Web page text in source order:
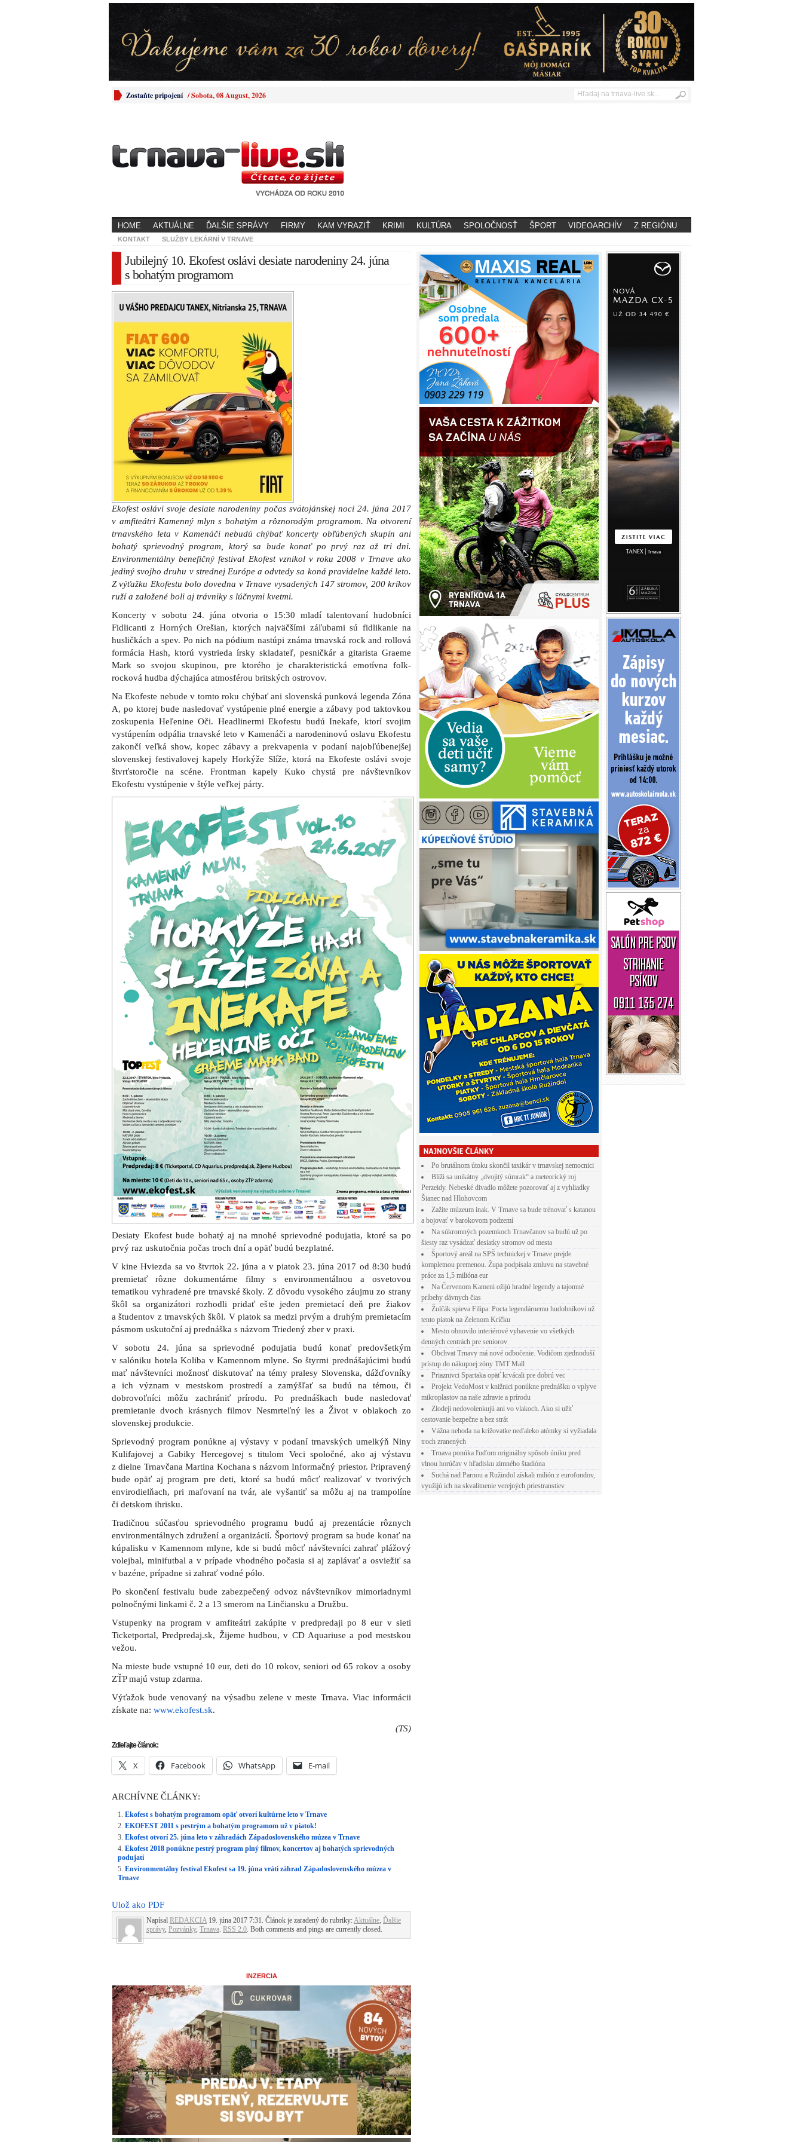
Zostaňte pripojení /Sobota, 08 August, 2026
HOME AKTUÁLNE ĎALŠIE SPRÁVY FIRMY KAM VYRAZIŤ KRIMI KULTÚRA SPOLOČNOSŤ ŠPORT VIDEOARCHÍV Z REGIÓNU
KONTAKT SLUŽBY LEKÁRNÍ V TRNAVE
Jubilejný 10. Ekofest oslávi desiate narodeniny 24. júna
s bohatým programom
Ekofest oslávi svoje desiate narodeniny počas svätojánskej noci 24. júna 2017
v amfiteátri Kamenný mlyn s bohatým a rôznorodým programom. Na otvorení
trnavského leta v Kamenáči nebudú chýbať koncerty obľúbených skupín ani
bohatý sprievodný program, ktorý sa bude konať po prvý raz až tri dni.
Environmentálny benefičný festival Ekofest vznikol v roku 2008 v Trnave ako
jediný svojho druhu v strednej Európe a odvtedy sa koná pravidelne každé leto.
Z výťažku Ekofestu bolo dovedna v Trnave vysadených 147 stromov, 200 kríkov
ruží a založené boli aj trávniky s lúčnymi kvetmi.
Koncerty v sobotu 24. júna otvoria o 15:30 mladí talentovaní hudobníci
Fidlicanti z Horných Orešian, ktorých najväčšími záľubami sú fidlikanie na
husličkách a spev. Po nich na pódium nastúpi známa trnavská rock and rollová
formácia Hash, ktorú vystrieda írsky skladateľ, pesničkár a gitarista Graeme
Mark so svojou skupinou, pre ktorého je charakteristická emotívna folk-
rocková hudba dýchajúca atmosférou britských ostrovov.
Na Ekofeste nebude v tomto roku chýbať ani slovenská punková legenda Zóna
A, po ktorej bude nasledovať vystúpenie plné energie a zábavy pod taktovkou
zoskupenia Heľenine Oči. Headlinermi Ekofestu budú Inekafe, ktorí svojim
vystúpením odpália trnavské leto v Kamenáči a narodeninovú oslavu Ekofestu
zakončí veľká show, kopec zábavy a prekvapenia v podaní najobľúbenejšej
slovenskej festivalovej kapely Horkýže Slíže, ktorá na Ekofeste oslávi svoje
štvrťstoročie na scéne. Frontman kapely Kuko chystá pre návštevníkov
Ekofestu vystúpenie v štýle veľkej párty.
Desiaty Ekofest bude bohatý aj na mnohé sprievodné podujatia, ktoré sa po
prvý raz uskutočnia počas troch dní a opäť budú bezplatné.
V kine Hviezda sa vo štvrtok 22. júna a v piatok 23. júna 2017 od 8:30 budú
premietať rôzne dokumentárne filmy s environmentálnou a osvetovou
tematikou vyhradené pre trnavské školy. Z dôvodu vysokého záujmu zo strany
škôl sa organizátori rozhodli pridať ešte jeden premietací deň pre žiakov
a študentov z trnavských škôl. V piatok sa medzi prvým a druhým premietacím
pásmom uskutoční aj prednáška s názvom Triedený zber v praxi.
V sobotu 24. júna sa sprievodné podujatia budú konať predovšetkým
v salóniku hotela Koliba v Kamennom mlyne. So štyrmi prednášajúcimi budú
mať návštevníci možnosť diskutovať na témy pralesy Slovenska, dážďovníky
a ich význam v mestskom prostredí a zamýšľať sa budú na témou, či
dobrovoľníci môžu zachrániť prírodu. Po prednáškach bude nasledovať
premietanie dvoch krásnych filmov Nesmrteľný les a Život v oblakoch zo
slovenskej produkcie.
Sprievodný program ponúkne aj výstavy v podaní trnavských umelkýň Niny
Kulifajovej a Gabiky Hercegovej s titulom Veci spoločné, ako aj výstavu
z dielne Trnavčana Martina Kochana s názvom Informačný priestor. Pripravený
bude opäť aj program pre deti, ktoré sa budú môcť realizovať v tvorivých
envirodielňach, pri maľovaní na tvár, ale vyšantiť sa môžu aj na trampolíne
či detskom ihrisku.
Tradičnou súčasťou sprievodného programu budú aj prezentácie rôznych
environmentálnych združení a organizácií. Športový program sa bude konať na
kúpalisku v Kamennom mlyne, kde si budú môcť návštevníci zahrať plážový
volejbal, minifutbal a v prípade vhodného počasia si aj zaplávať a osviežiť sa
v bazéne, prípadne si zahrať vodné pólo.
Po skončení festivalu bude zabezpečený odvoz návštevníkov mimoriadnymi
polnočnými linkami č. 2 a 13 smerom na Linčiansku a Družbu.
Vstupenky na program v amfiteátri zakúpite v predpredaji po 8 eur v sieti
Ticketportal, Predpredaj.sk, Žijeme hudbou, v CD Aquariuse a pod mestskou
vežou.
Na mieste bude vstupné 10 eur, deti do 10 rokov, seniori od 65 rokov a osoby
ZŤP majú vstup zdarma.
Výťažok bude venovaný na výsadbu zelene v meste Trnava. Viac informácii
získate na: www.ekofest.sk.
(TS)
Zdieľajte článok:
X Facebook WhatsApp E-mail
ARCHÍVNE ČLÁNKY:
Ekofest s bohatým programom opäť otvorí kultúrne leto v Trnave
EKOFEST 2011 s pestrým a bohatým programom už v piatok!
Ekofest otvorí 25. júna leto v záhradách Západoslovenského múzea v Trnave
Ekofest 2018 ponúkne pestrý program plný filmov, koncertov aj bohatých sprievodných
podujatí
Environmentálny festival Ekofest sa 19. júna vráti záhrad Západoslovenského múzea v
Trnave
Ulož ako PDF
Napísal REDAKCIA 19. júna 2017 7:31. Článok je zaradený do rubriky:Aktuálne, Ďalšie
správy, Pozvánky, Trnava. RSS 2.0. Both comments and pings are currently closed.
INZERCIA
Po brutálnom útoku skončil taxikár v trnavskej nemocnici
Blíži sa unikátny „dvojitý súmrak“ a meteorický roj
Perzeidy. Nebeské divadlo môžete pozorovať aj z vyhliadky
Šianec nad Hlohovcom
Zažite múzeum inak. V Trnave sa bude trénovať s katanou
a bojovať v barokovom podzemí
Na súkromných pozemkoch Trnavčanov sa budú už po
šiesty raz vysádzať desiatky stromov od mesta
Športový areál na SPŠ technickej v Trnave prejde
kompletnou premenou. Župa podpísala zmluvu na stavebné
práce za 1,5 milióna eur
Na Červenom Kameni ožijú hradné legendy a tajomné
príbehy dávnych čias
Žulčák spieva Filipa: Pocta legendárnemu hudobníkovi už
tento piatok na Zelenom Kríčku
Mesto obnovilo interiérové vybavenie vo všetkých
denných centrách pre seniorov
Obchvat Trnavy má nové odbočenie. Vodičom zjednoduší
prístup do nákupnej zóny TMT Mall
Priaznivci Spartaka opäť krvácali pre dobrú vec
Projekt VedoMost v knižnici ponúkne prednášku o vplyve
mikroplastov na naše zdravie a prírodu
Zlodeji nedovolenkujú ani vo vlakoch. Ako si užiť
cestovanie bezpečne a bez strát
Vážna nehoda na križovatke neďaleko atómky si vyžiadala
troch zranených
Trnava ponúka ľuďom originálny spôsob úniku pred
vlnou horúčav v hľadisku zimného štadióna
Suchá nad Parnou a Ružindol získali milión z eurofondov,
využijú ich na skvalitnenie verejných priestranstiev